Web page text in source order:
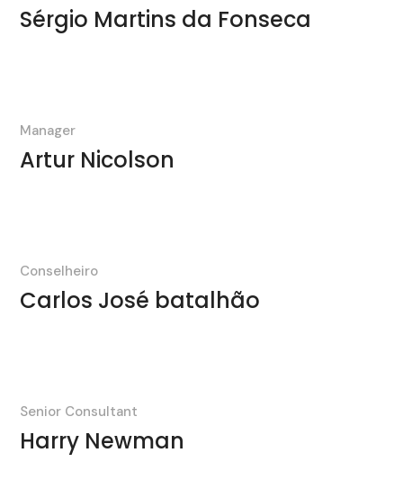
Sérgio Martins da Fonseca
Manager
Artur Nicolson
Conselheiro
Carlos José batalhão
Senior Consultant
Harry Newman